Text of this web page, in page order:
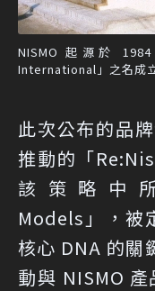
NISMO 起源於
International」之名成
此次公布的品
推動的「
該策略中
Models」，被
核心 DNA 的關
動與 NISMO